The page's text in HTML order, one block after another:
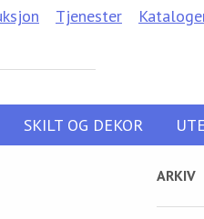
Tjenester
SKILT OG DEKOR
ARKIV